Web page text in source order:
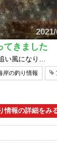
てきました
い風になり…
岸の釣り情報
情報の詳細をみ